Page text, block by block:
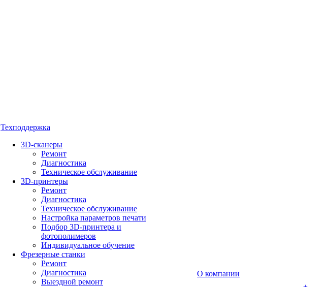
Техподдержка
3D-сканеры
Ремонт
Диагностика
Техническое обслуживание
3D-принтеры
Ремонт
Диагностика
Техническое обслуживание
Настройка параметров печати
Подбор 3D-принтера и
фотополимеров
Индивидуальное обучение
Фрезерные станки
Ремонт
Диагностика
Выездной ремонт
О компании